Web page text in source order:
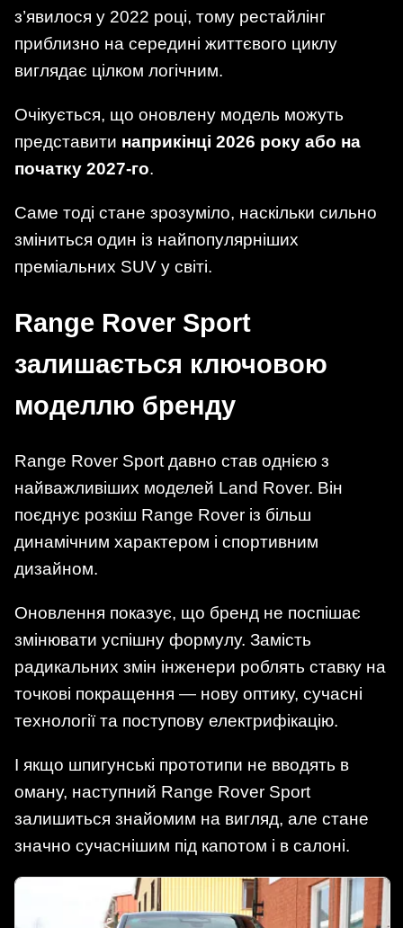
з’явилося у 2022 році, тому рестайлінг
приблизно на середині життєвого циклу
виглядає цілком логічним.
Очікується, що оновлену модель можуть
представити наприкінці 2026 року або на
початку 2027-го.
Саме тоді стане зрозуміло, наскільки сильно
зміниться один із найпопулярніших
преміальних SUV у світі.
Range Rover Sport
залишається ключовою
моделлю бренду
Range Rover Sport давно став однією з
найважливіших моделей Land Rover. Він
поєднує розкіш Range Rover із більш
динамічним характером і спортивним
дизайном.
Оновлення показує, що бренд не поспішає
змінювати успішну формулу. Замість
радикальних змін інженери роблять ставку на
точкові покращення — нову оптику, сучасні
технології та поступову електрифікацію.
І якщо шпигунські прототипи не вводять в
оману, наступний Range Rover Sport
залишиться знайомим на вигляд, але стане
значно сучаснішим під капотом і в салоні.